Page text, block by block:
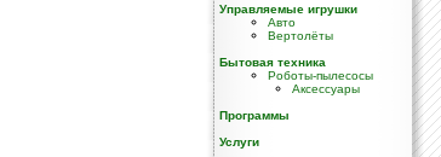
Управляемые игрушки
Авто
Вертолёты
Бытовая техника
Роботы-пылесосы
Аксессуары
Программы
Услуги